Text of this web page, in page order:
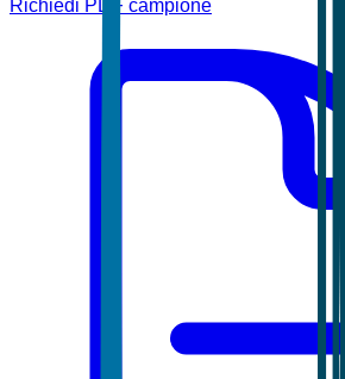
Richiedi PDF campione